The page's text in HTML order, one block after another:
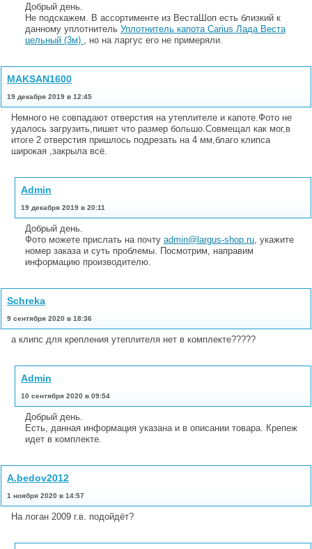
Добрый день.
Не подскажем. В ассортименте из ВестаШоп есть близкий к
данному уплотнитель Уплотнитель капота Carius Лада Веста
цельный (3м)
, но на ларгус его не примеряли.
MAKSAN1600
19 декабря 2019 в 12:45
Немного не совпадают отверстия на утеплителе и капоте.Фото не
удалось загрузить,пишет что размер большо.Совмещал как мог,в
итоге 2 отверстия пришлось подрезать на 4 мм,благо клипса
широкая ,закрыла всё.
Admin
19 декабря 2019 в 20:11
Добрый день.
Фото можете прислать на почту admin@largus-shop.ru , укажите
номер заказа и суть проблемы. Посмотрим, направим
информацию производителю.
Schreka
9 сентября 2020 в 18:36
а клипс для крепления утеплителя нет в комплекте?????
Admin
10 сентября 2020 в 09:54
Добрый день.
Есть, данная информация указана и в описании товара. Крепеж
идет в комплекте.
A.bedov2012
1 ноября 2020 в 14:57
На логан 2009 г.в. подойдёт?